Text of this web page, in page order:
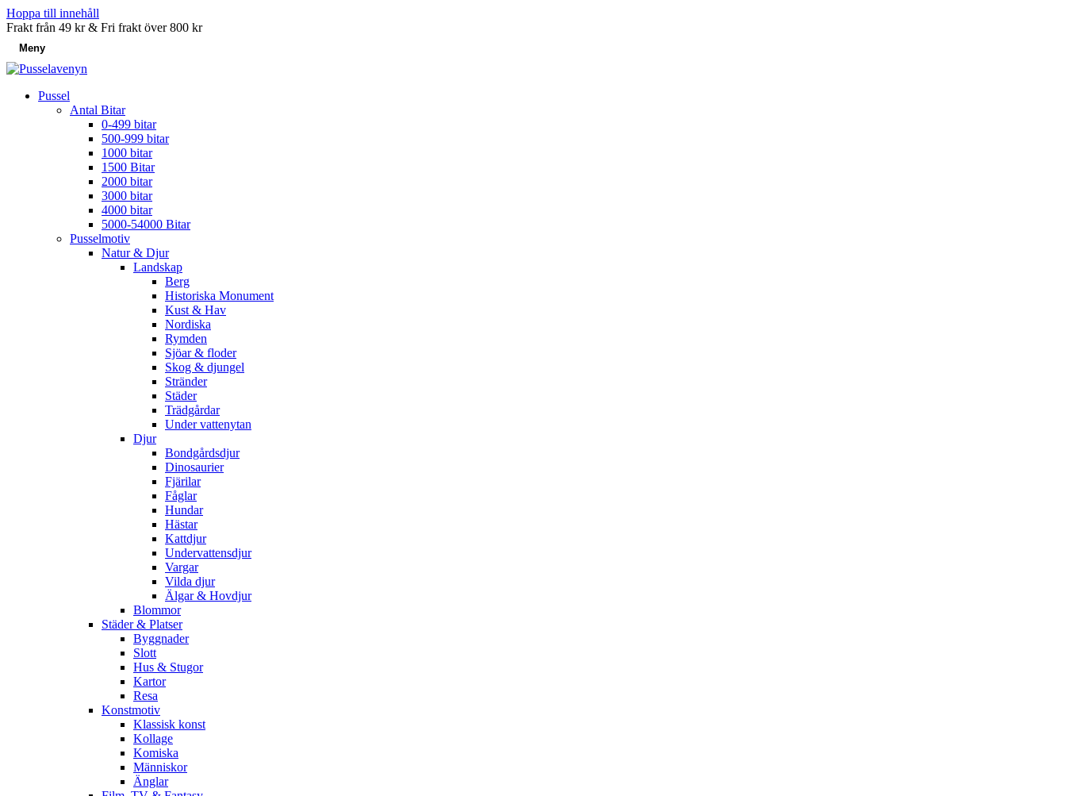
Hoppa till innehåll
Frakt från 49 kr & Fri frakt över 800 kr
Meny
Pussel
Antal Bitar
0-499 bitar
500-999 bitar
1000 bitar
1500 Bitar
2000 bitar
3000 bitar
4000 bitar
5000-54000 Bitar
Pusselmotiv
Natur & Djur
Landskap
Berg
Historiska Monument
Kust & Hav
Nordiska
Rymden
Sjöar & floder
Skog & djungel
Stränder
Städer
Trädgårdar
Under vattenytan
Djur
Bondgårdsdjur
Dinosaurier
Fjärilar
Fåglar
Hundar
Hästar
Kattdjur
Undervattensdjur
Vargar
Vilda djur
Älgar & Hovdjur
Blommor
Städer & Platser
Byggnader
Slott
Hus & Stugor
Kartor
Resa
Konstmotiv
Klassisk konst
Kollage
Komiska
Människor
Änglar